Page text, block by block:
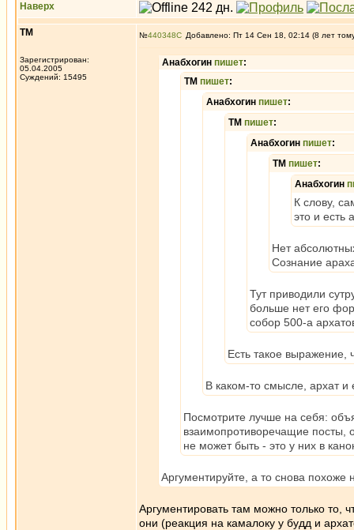
Наверх
ТМ
Зарегистрирован:
05.04.2005
Суждений: 15495
№440348 Добавлено: Пт 14 Сен 18, 02:14 (8 лет
Анабхогин пишет:
ТМ пишет:
Анабхогин пишет:
ТМ пишет:
Анабхогин пишет:
ТМ пишет:
Анабхогин
К слову,
это и есть
Нет
Сознание
Тут приводили
больше нет его
собор 500-а
Есть такое выражение,
В каком-то смысле, архат
Посмотрите лучше на себя:
взаимопротиворечащие посты,
не может быть - это у них в
Аргументируйте, а то снова похоже
Аргументировать там можно только то,
они (реакция на камалоку у будд и